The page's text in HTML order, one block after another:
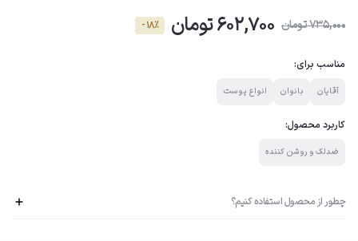
735,000 تومان 602,700 تومان - 18٪
مناسب برای:
آقایان بانوان انواع پوست
کاربرد محصول:
ضدلک و روشن کننده
چطور از محصول استفاده کنیم؟